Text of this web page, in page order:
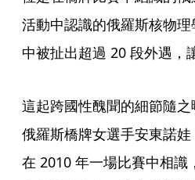
活動中認識的俄羅斯核物
中被扯出超過 20 段外遇，
這起跨國性醜聞的細節隨
俄羅斯橋牌女選手安東諾
在 2010 年一場比賽中相